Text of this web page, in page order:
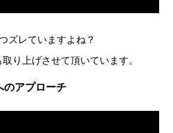
ズレていますよね？
り上げさせて頂いています。
のアプローチ